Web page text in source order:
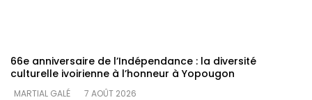
66e anniversaire de l’Indépendance : la diversité
culturelle ivoirienne à l’honneur à Yopougon
MARTIAL GALÉ
7 AOÛT 2026